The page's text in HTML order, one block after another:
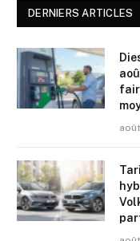
DERNIERS ARTICLES